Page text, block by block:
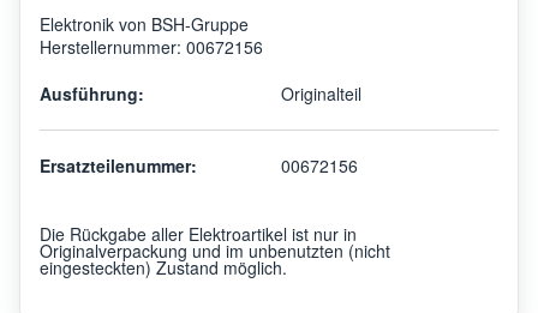
Elektronik von BSH-Gruppe
Herstellernummer: 00672156
Ausführung:
Originalteil
Ersatzteilenummer: 00672156
Die Rückgabe aller Elektroartikel ist nur in
Originalverpackung und im unbenutzten (nicht
eingesteckten) Zustand möglich.